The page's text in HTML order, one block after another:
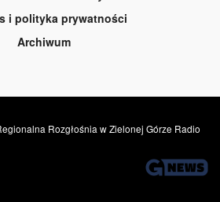
i polityka prywatności
Archiwum
Rozgłośnia w Zielonej Górze Radio